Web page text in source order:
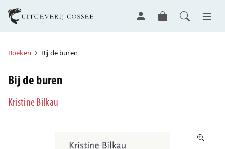
Boeken Bij de buren
Bij de buren
Kristine Bilkau